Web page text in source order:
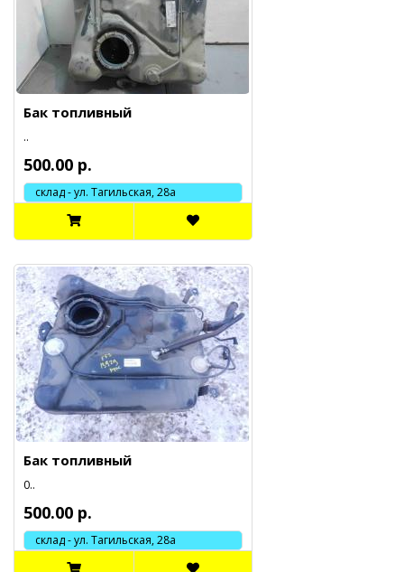
Бак топливный
..
500.00 р.
склад - ул. Тагильская, 28а
Бак топливный
0..
500.00 р.
склад - ул. Тагильская, 28а